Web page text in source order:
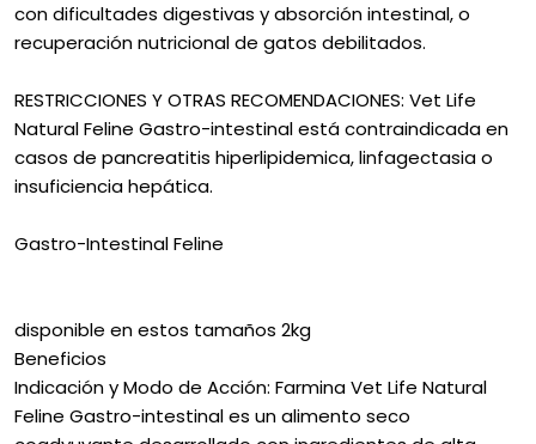
con dificultades digestivas y absorción intestinal, o
recuperación nutricional de gatos debilitados.
RESTRICCIONES Y OTRAS RECOMENDACIONES: Vet Life
Natural Feline Gastro-intestinal está contraindicada en
casos de pancreatitis hiperlipidemica, linfagectasia o
insuficiencia hepática.
Gastro-Intestinal Feline
disponible en estos tamaños 2kg
Beneficios
Indicación y Modo de Acción: Farmina Vet Life Natural
Feline Gastro-intestinal es un alimento seco